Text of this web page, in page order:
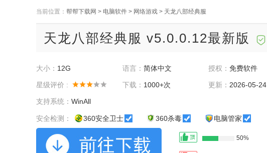
当前位置： 帮帮下载网 > 电脑软件 > 网络游戏 > 天龙八部经典服
天龙八部经典服 v5.0.0.12最新版
大小： 12G 语言： 简体中文 授权：免费软件
星级评价 : 下载： 1000+次 更新： 2026-05-24
支持系统： WinAll
安全检测： 360安全卫士 360杀毒 电脑管家
50%